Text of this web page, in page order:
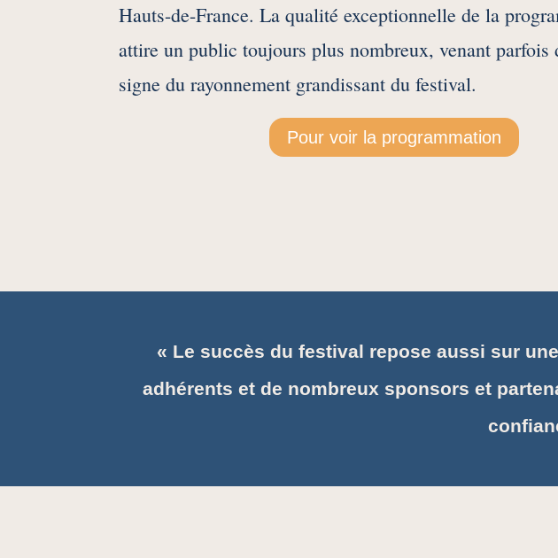
Hauts-de-France. La qualité exceptionnelle de la
attire un public toujours plus nombreux, venant parfois
signe du rayonnement grandissant du festival.
Pour voir la programmation
« Le succès du festival repose aussi sur
adhérents et de nombreux sponsors et